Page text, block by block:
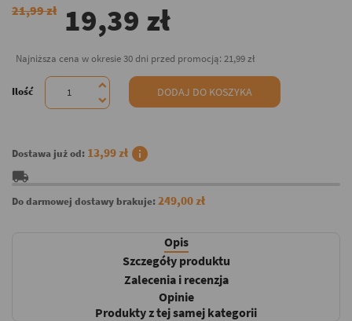
21,99 zł 19,39 zł
Najniższa cena w okresie 30 dni przed promocją: 21,99 zł
Ilość DODAJ DO KOSZYKA
Dostawa już od: 13,99 zł info
local_shipping
Do darmowej dostawy brakuje:249,00 zł
Opis
Szczegóły produktu
Zalecenia i recenzja
Opinie
Produkty z tej samej kategorii